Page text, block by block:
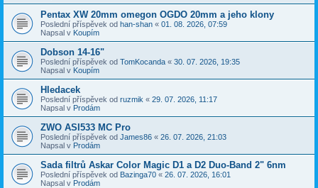
Pentax XW 20mm omegon OGDO 20mm a jeho klony
Poslední příspěvek od han-shan « 01. 08. 2026, 07:59
Napsal v Koupím
Dobson 14-16"
Poslední příspěvek od TomKocanda « 30. 07. 2026, 19:35
Napsal v Koupím
Hledacek
Poslední příspěvek od ruzmik « 29. 07. 2026, 11:17
Napsal v Prodám
ZWO ASI533 MC Pro
Poslední příspěvek od James86 « 26. 07. 2026, 21:03
Napsal v Prodám
Sada filtrů Askar Color Magic D1 a D2 Duo-Band 2" 6nm
Poslední příspěvek od Bazinga70 « 26. 07. 2026, 16:01
Napsal v Prodám